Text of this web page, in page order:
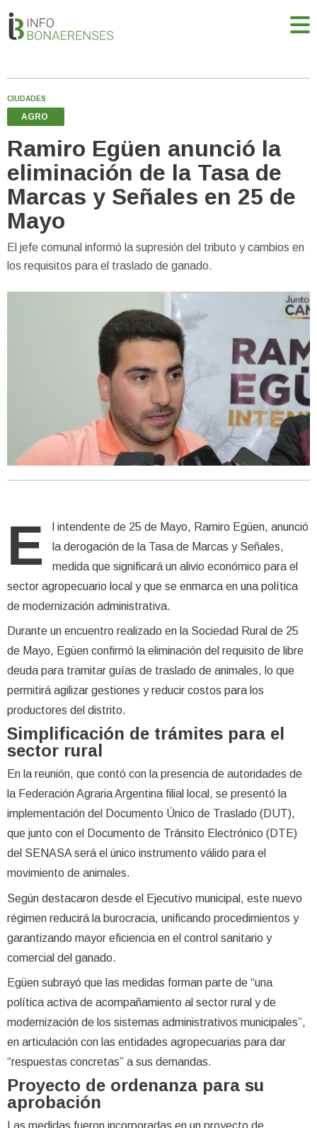
CIUDADES
AGRO
Ramiro Egüen anunció la
eliminación de la Tasa de
Marcas y Señales en 25 de
Mayo
El jefe comunal informó la supresión del tributo y cambios en
los requisitos para el traslado de ganado.
E
l intendente de 25 de Mayo, Ramiro Egüen, anunció
la derogación de la Tasa de Marcas y Señales,
medida que significará un alivio económico para el
sector agropecuario local y que se enmarca en una política
de modernización administrativa.
Durante un encuentro realizado en la Sociedad Rural de 25
de Mayo, Egüen confirmó la eliminación del requisito de libre
deuda para tramitar guías de traslado de animales, lo que
permitirá agilizar gestiones y reducir costos para los
productores del distrito.
Simplificación de trámites para el
sector rural
En la reunión, que contó con la presencia de autoridades de
la Federación Agraria Argentina filial local, se presentó la
implementación del Documento Único de Traslado (DUT),
que junto con el Documento de Tránsito Electrónico (DTE)
del SENASA será el único instrumento válido para el
movimiento de animales.
Según destacaron desde el Ejecutivo municipal, este nuevo
régimen reducirá la burocracia, unificando procedimientos y
garantizando mayor eficiencia en el control sanitario y
comercial del ganado.
Egüen subrayó que las medidas forman parte de “una
política activa de acompañamiento al sector rural y de
modernización de los sistemas administrativos municipales”,
en articulación con las entidades agropecuarias para dar
“respuestas concretas” a sus demandas.
Proyecto de ordenanza para su
aprobación